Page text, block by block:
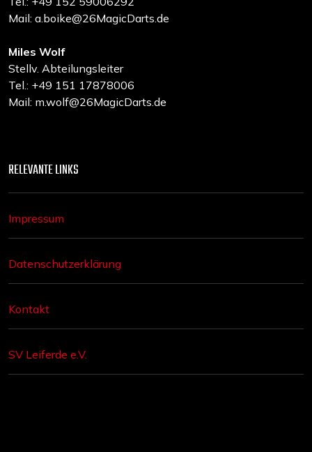
Mail: a.boike@26MagicDarts.de
Miles Wolf
Stellv. Abteilungsleiter
Tel.: +49 151 17878006
Mail: m.wolf@26MagicDarts.de
RELEVANTE LINKS
Impressum
Datenschutzerklärung
Kontakt
SV Leiferde e.V.